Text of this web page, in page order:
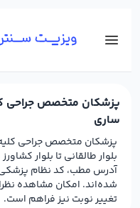
پزشکان متخصص جراحی
ساری
پزشکان متخصص جراحی
بلوار طالقانی تا بلوار
آدرس مطب، کد نظام
شده‌اند. امکان مشاهده
تغییر نوبت نیز فراهم است.